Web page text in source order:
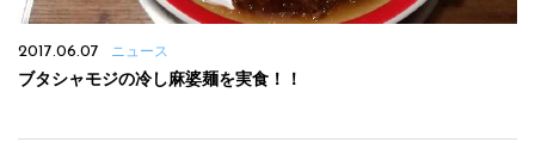
2017.06.07 ニュース
ブタシャモジの冷し麻婆麺を実食！！